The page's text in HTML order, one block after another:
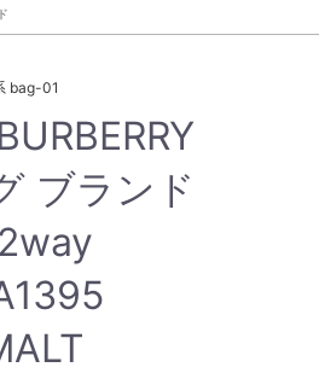
bag-01
ブランド